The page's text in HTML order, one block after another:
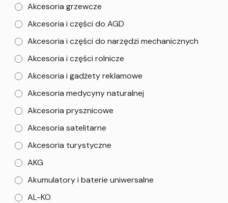
Akcesoria grzewcze
Akcesoria i części do AGD
Akcesoria i części do narzędzi mechanicznych
Akcesoria i części rolnicze
Akcesoria i gadżety reklamowe
Akcesoria medycyny naturalnej
Akcesoria prysznicowe
Akcesoria satelitarne
Akcesoria turystyczne
AKG
Akumulatory i baterie uniwersalne
AL-KO